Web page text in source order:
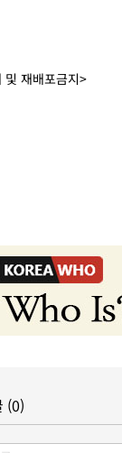
및 재배포금지>
(0)